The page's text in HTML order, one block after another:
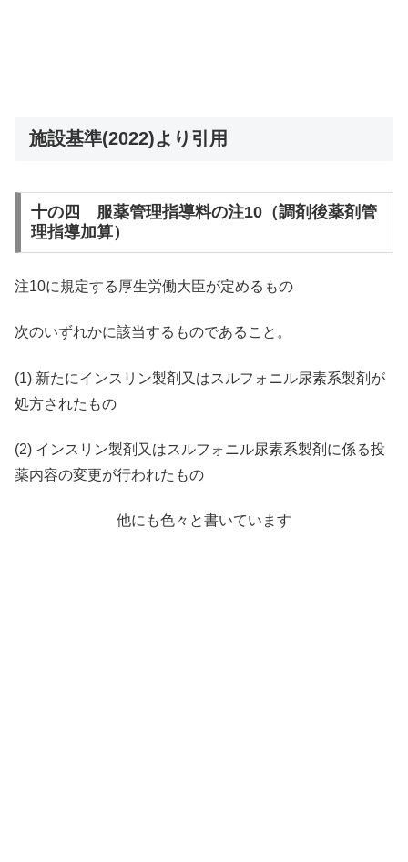
施設基準(2022)より引用
十の四 服薬管理指導料の注10（調剤後薬剤管
理指導加算）
注10に規定する厚生労働大臣が定めるもの
次のいずれかに該当するものであること。
(1) 新たにインスリン製剤又はスルフォニル尿素系製剤が
処方されたもの
(2) インスリン製剤又はスルフォニル尿素系製剤に係る投
薬内容の変更が行われたもの
他にも色々と書いています